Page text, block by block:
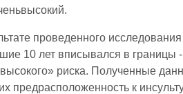
проведенного
10 лет вписывался в границы
риска. Полученные
предрасположенность к